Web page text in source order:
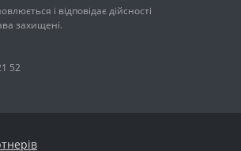
і відповідає дійсності
захищені.
52